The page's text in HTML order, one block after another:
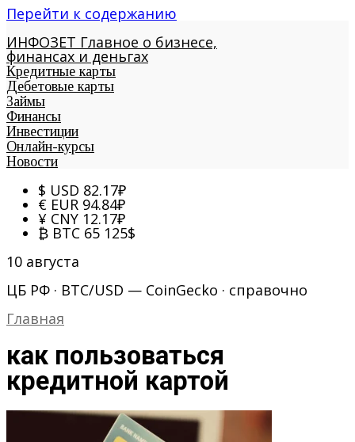
Перейти к содержанию
ИНФОЗЕТ Главное о бизнесе,
финансах и деньгах
Кредитные карты
Дебетовые карты
Займы
Финансы
Инвестиции
Онлайн-курсы
Новости
$ USD 82.17₽
€ EUR 94.84₽
¥ CNY 12.17₽
₿ BTC 65 125$
10 августа
ЦБ РФ · BTC/USD — CoinGecko · справочно
Главная
как пользоваться
кредитной картой